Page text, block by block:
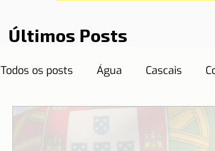
Últimos Posts
Todos os posts Água Cascais